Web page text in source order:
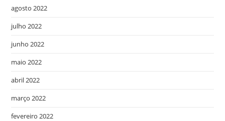
agosto 2022
julho 2022
junho 2022
maio 2022
abril 2022
março 2022
fevereiro 2022